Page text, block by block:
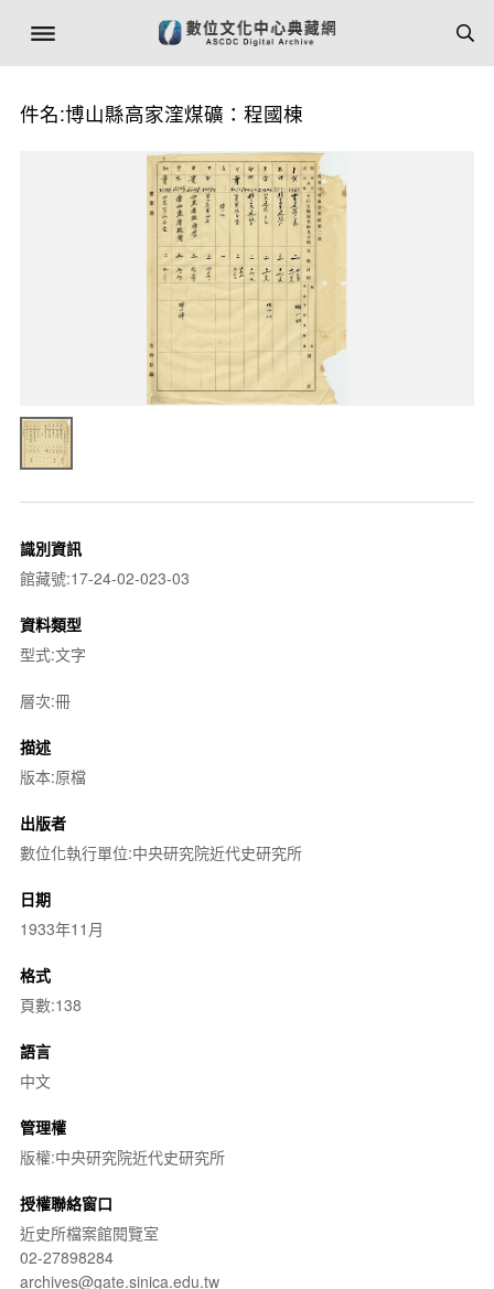
件名:博山縣高家漥煤礦：程國棟
識別資訊
館藏號:17-24-02-023-03
資料類型
型式:文字
層次:冊
描述
版本:原檔
出版者
數位化執行單位:中央研究院近代史研究所
日期
1933年11月
格式
頁數:138
語言
中文
管理權
版權:中央研究院近代史研究所
授權聯絡窗口
近史所檔案館閱覽室
02-27898284
archives@gate.sinica.edu.tw